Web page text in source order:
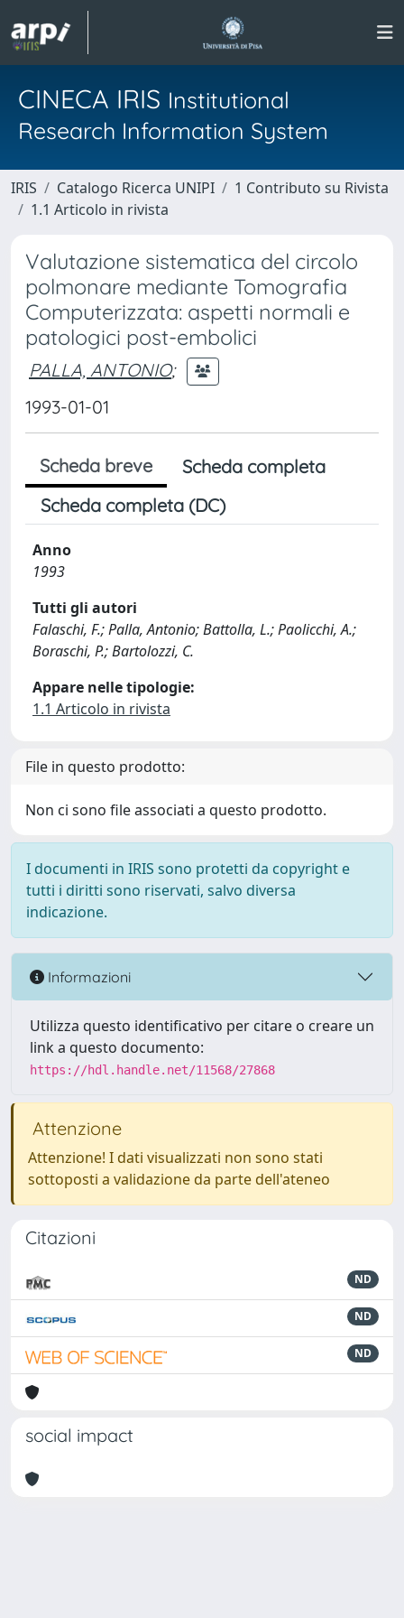
CINECA IRIS Institutional
Research Information System
IRIS Catalogo Ricerca UNIPI
1 Contributo su Rivista
1.1 Articolo in rivista
Valutazione sistematica del circolo
polmonare mediante Tomografia
Computerizzata: aspetti normali e
patologici post-embolici
PALLA, ANTONIO;
1993-01-01
Scheda breve
Scheda completa
Scheda completa (DC)
Anno
1993
Tutti gli autori
Falaschi, F.; Palla, Antonio; Battolla, L.; Paolicchi, A.;
Boraschi, P.; Bartolozzi, C.
Appare nelle tipologie:
1.1 Articolo in rivista
File in questo prodotto:
Non ci sono file associati a questo prodotto.
I documenti in IRIS sono protetti da copyright e
tutti i diritti sono riservati, salvo diversa
indicazione.
Informazioni
Utilizza questo identificativo per citare o creare un
link a questo documento:
https://hdl.handle.net/11568/27868
Attenzione
Attenzione! I dati visualizzati non sono stati
sottoposti a validazione da parte dell'ateneo
Citazioni
ND
ND
ND
social impact